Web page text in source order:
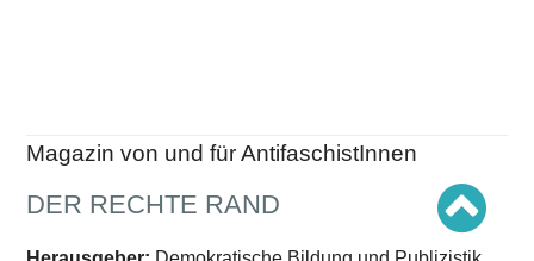
Magazin von und für AntifaschistInnen
DER RECHTE RAND